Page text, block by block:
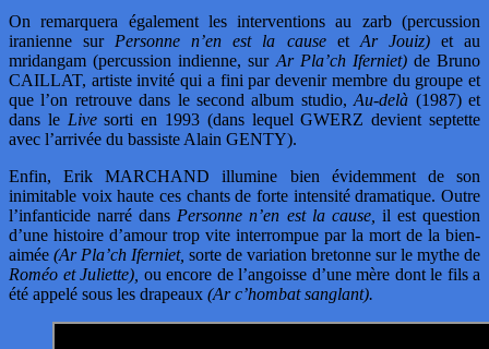
On remarquera également les interventions au zarb (percussion
iranienne sur Personne n’en est la causeet Ar Jouiz)et au
mridangam (percussion indienne, sur Ar Pla’ch Iferniet)de Bruno
CAILLAT, artiste invité qui a fini par devenir membre du groupe et
que l’on retrouve dans le second album studio,Au-delà (1987) et
dans le Livesorti en 1993 (dans lequel GWERZ devient septette
avec l’arrivée du bassiste Alain GENTY).
Enfin, Erik MARCHAND illumine bien évidemment de son
inimitable voix haute ces chants de forte intensité dramatique. Outre
l’infanticide narré dans Personne n’en est la cause, il est question
d’une histoire d’amour trop vite interrompue par la mort de la bien-
aimée (Ar Pla’ch Iferniet, sorte de variation bretonne sur le mythe de
Roméo et Juliette), ou encore de l’angoisse d’une mère dont le fils a
été appelé sous les drapeaux (Ar c’hombat sanglant).